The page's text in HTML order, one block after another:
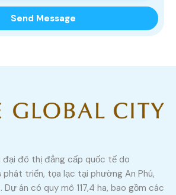
đại đô thị đẳng cấp quốc tế do
phát triển, tọa lạc tại phường An Phú,
án có quy mô 117,4 ha, bao gồm các